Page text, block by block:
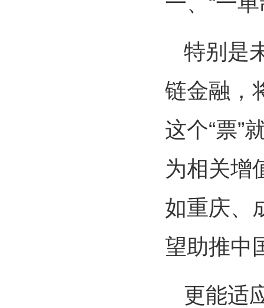
特别是
链金融，
这个“票”
为相关增
如重庆、
望助推中
更能适